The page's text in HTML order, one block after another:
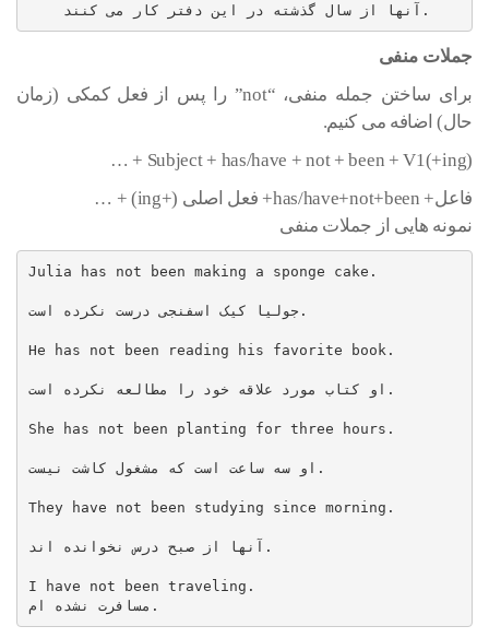
    آنها از سال گذشته در این دفتر کار می کنند.
جملات منفی
برای ساختن جمله منفی، “not” را پس از فعل کمکی (زمان
حال) اضافه می کنیم.
Subject + has/have + not + been + V1(+ing) + …
فاعل+ has/have+not+been+ فعل اصلی (+ing) + …
نمونه هایی از جملات منفی
Julia has not been making a sponge cake.
جولیا کیک اسفنجی درست نکرده است.
He has not been reading his favorite book.
او کتاب مورد علاقه خود را مطالعه نکرده است.
She has not been planting for three hours.
او سه ساعت است که مشغول کاشت نیست.
They have not been studying since morning.
آنها از صبح درس نخوانده اند.
I have not been traveling.
مسافرت نشده ام.